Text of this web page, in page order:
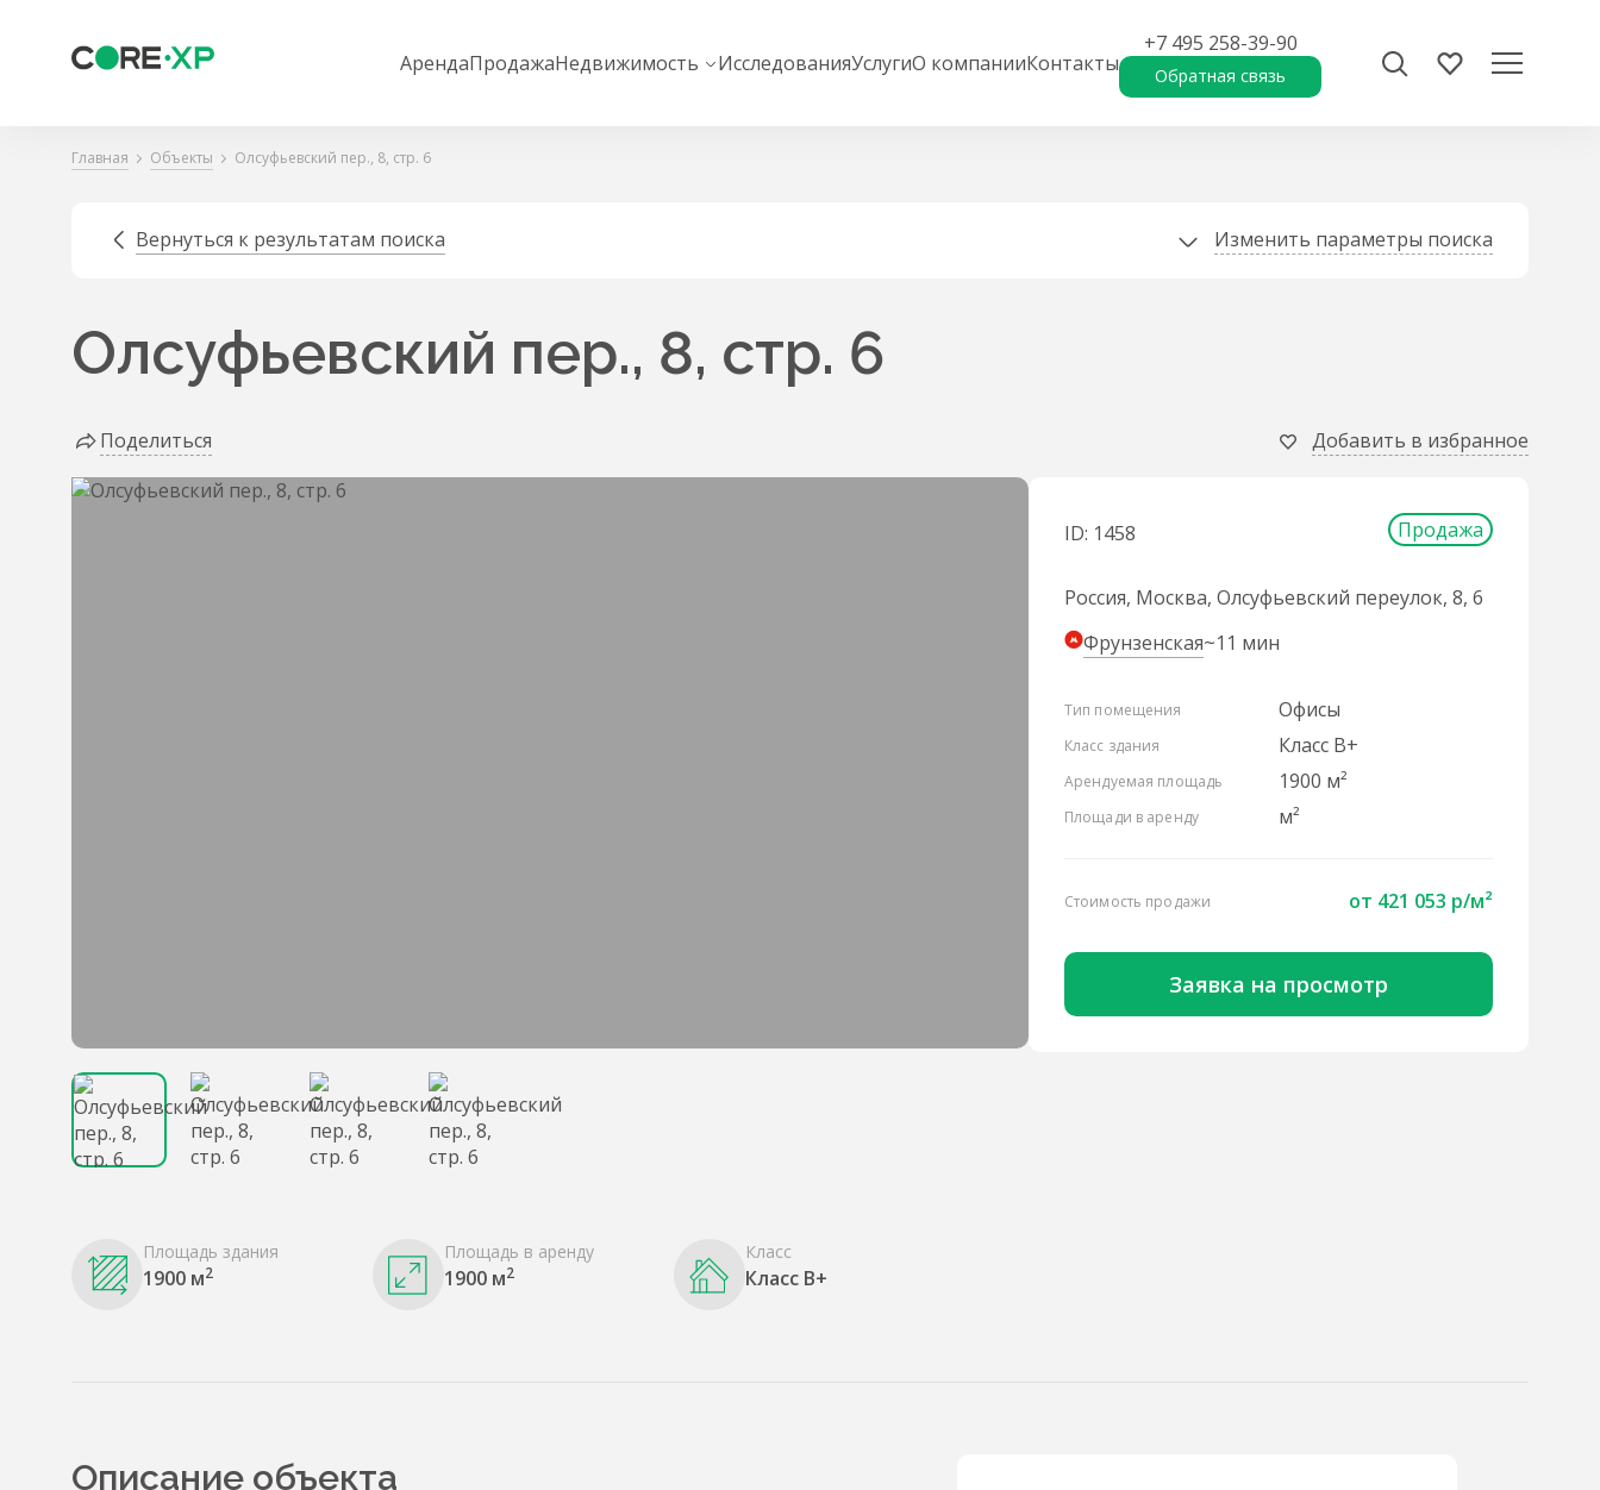
АрендаПродажаНедвижимость ИсследованияУслугиО компанииКонтакты
+7 495 258-39-90
Обратная связь
Главная Объекты Олсуфьевский пер., 8, стр. 6
Вернуться к результатам поиска Изменить параметры поиска
Олсуфьевский пер., 8, стр. 6
Поделиться Добавить в избранное
ID: 1458 Продажа
Россия, Москва, Олсуфьевский переулок, 8, 6
Фрунзенская~11 мин
Тип помещения Офисы
Класс здания Класс B+
Арендуемая площадь 1900 м²
Площади в аренду м²
Стоимость продажи от 421 053 р/м²
Заявка на просмотр
Площадь здания
1900 м2
Площадь в аренду
1900 м2
Класс
Класс B+
Описание объекта